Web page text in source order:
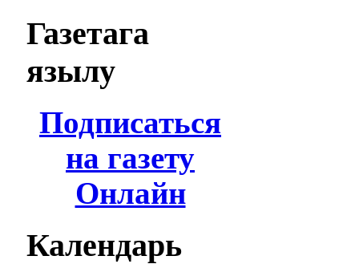
Газетага
язылу
Подписаться
на газету
Онлайн
Календарь